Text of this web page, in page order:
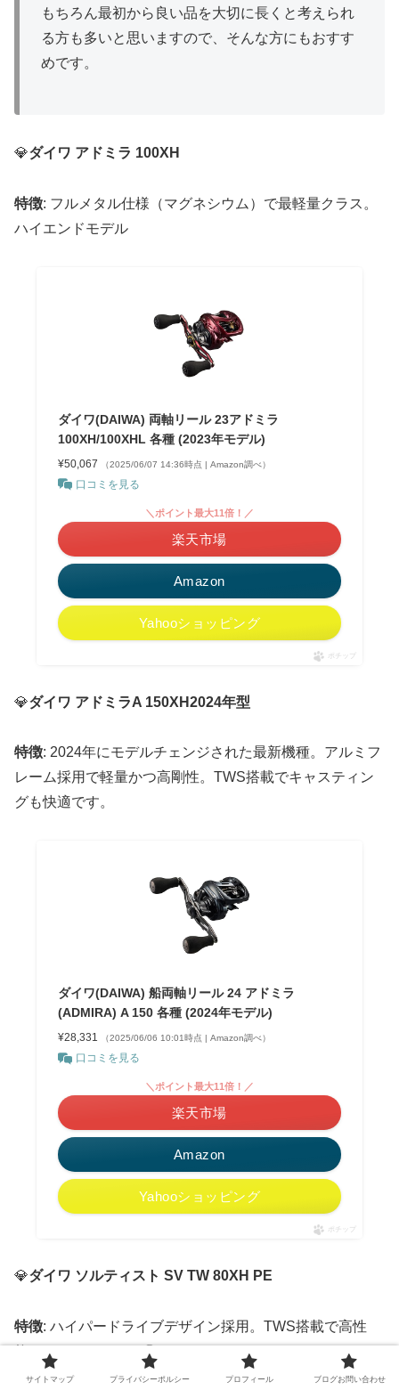
もちろん最初から良い品を大切に長くと考えられ
る方も多いと思いますので、そんな方にもおすす
めです。
💎ダイワ アドミラ 100XH
特徴: フルメタル仕様（マグネシウム）で最軽量クラス。
ハイエンドモデル
ダイワ(DAIWA) 両軸リール 23アドミラ
100XH/100XHL 各種 (2023年モデル)
¥50,067 （2025/06/07 14:36時点 | Amazon調べ）
口コミを見る
Amazon
＼ポイント最大11倍！／
楽天市場
Yahooショッピング
ポチップ
💎ダイワ アドミラA 150XH2024年型
特徴: 2024年にモデルチェンジされた最新機種。アルミフ
レーム採用で軽量かつ高剛性。TWS搭載でキャスティン
グも快適です。
ダイワ(DAIWA) 船両軸リール 24 アドミラ
(ADMIRA) A 150 各種 (2024年モデル)
¥28,331 （2025/06/06 10:01時点 | Amazon調べ）
口コミを見る
Amazon
＼ポイント最大11倍！／
楽天市場
Yahooショッピング
ポチップ
💎ダイワ ソルティスト SV TW 80XH PE
特徴: ハイパードライブデザイン採用。TWS搭載で高性
能・オカッパリでも◎
サイトマップ プライバシーポルシー プロフィール ブログお問い合わせ